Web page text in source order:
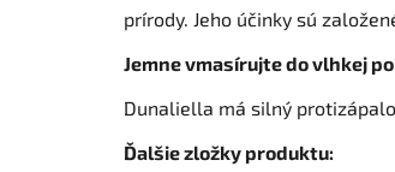
prírody. Jeho účinky sú
Jemne vmasírujte do vlhkej
Dunaliella má silný
Ďalšie zložky produktu: